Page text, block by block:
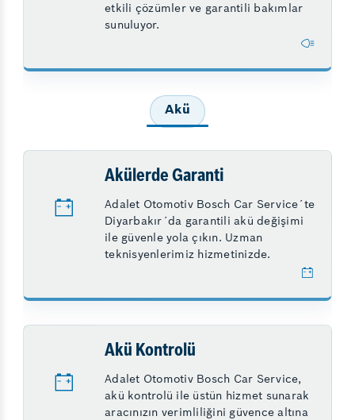
etkili çözümler ve garantili bakımlar
sunuluyor.
Akü
Akülerde Garanti
Adalet Otomotiv Bosch Car Service´te
Diyarbakır´da garantili akü değişimi
ile güvenle yola çıkın. Uzman
teknisyenlerimiz hizmetinizde.
Akü Kontrolü
Adalet Otomotiv Bosch Car Service,
akü kontrolü ile üstün hizmet sunarak
aracınızın verimliliğini güvence altına